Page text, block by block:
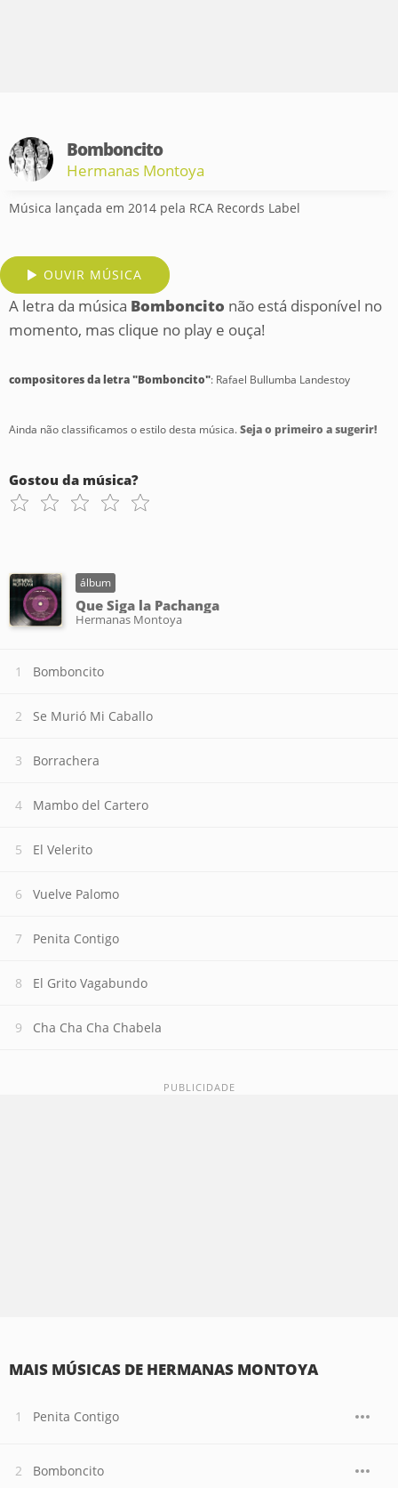
Bomboncito
Hermanas Montoya
Música lançada em 2014 pela RCA Records Label
OUVIR MÚSICA
A letra da música Bomboncito não está disponível no
momento, mas clique no play e ouça!
compositores da letra "Bomboncito": Rafael Bullumba Landestoy
Ainda não classificamos o estilo desta música.Seja o primeiro a sugerir!
Gostou da música?
álbum
Que Siga la Pachanga
Hermanas Montoya
Bomboncito
Se Murió Mi Caballo
Borrachera
Mambo del Cartero
El Velerito
Vuelve Palomo
Penita Contigo
El Grito Vagabundo
Cha Cha Cha Chabela
MAIS MÚSICAS DE HERMANAS MONTOYA
Penita Contigo
Bomboncito